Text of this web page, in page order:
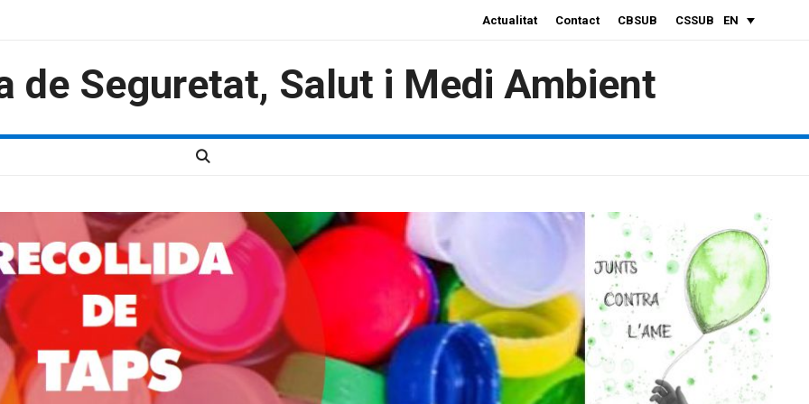
EN
Actualitat Contact CBSUB CSSUB
de Seguretat, Salut i Medi Ambient